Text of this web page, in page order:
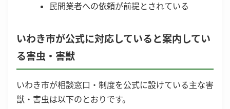
民間業者への依頼が前提とされている
いわき市が公式に対応していると案内してい
る害虫・害獣
いわき市が相談窓口・制度を公式に設けている主な害
獣・害虫は以下のとおりです。